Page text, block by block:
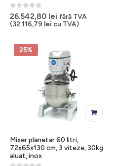
0out of 5
26.542,80 lei fără TVA
(32.116,79 lei cu TVA)
25%
Mixer planetar 60 litri,
72x65x130 cm, 3 viteze, 30kg
aluat, inox